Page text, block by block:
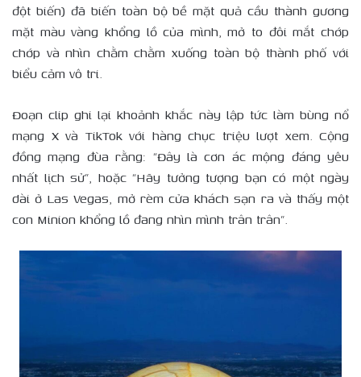
đột biến) đã biến toàn bộ bề mặt quả cầu thành gương
mặt màu vàng khổng lồ của mình, mở to đôi mắt chớp
chớp và nhìn chằm chằm xuống toàn bộ thành phố với
biểu cảm vô tri.
Đoạn clip ghi lại khoảnh khắc này lập tức làm bùng nổ
mạng X và TikTok với hàng chục triệu lượt xem. Cộng
đồng mạng đùa rằng: “Đây là cơn ác mộng đáng yêu
nhất lịch sử”, hoặc “Hãy tưởng tượng bạn có một ngày
dài ở Las Vegas, mở rèm cửa khách sạn ra và thấy một
con Minion khổng lồ đang nhìn mình trân trân”.